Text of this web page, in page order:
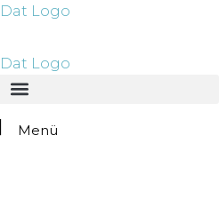
Menü